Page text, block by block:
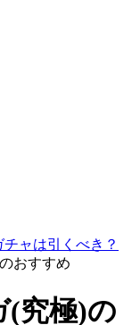
ャは引くべき？
おすすめ
(究極)の